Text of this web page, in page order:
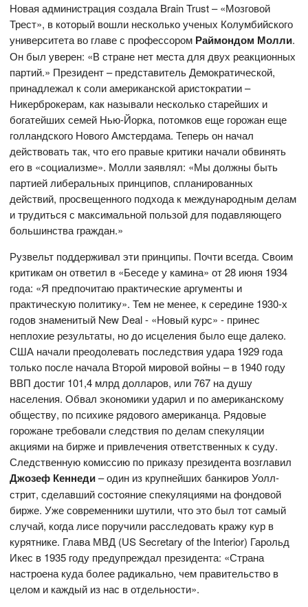
Новая администрация создала Brain Trust – «Мозговой
Трест», в который вошли несколько ученых Колумбийского
университета во главе с профессором Раймондом Молли.
Он был уверен: «В стране нет места для двух реакционных
партий.» Президент – представитель Демократической,
принадлежал к соли американской аристократии –
Никерброкерам, как называли несколько старейших и
богатейших семей Нью-Йорка, потомков еще горожан еще
голландского Нового Амстердама. Теперь он начал
действовать так, что его правые критики начали обвинять
его в «социализме». Молли заявлял: «Мы должны быть
партией либеральных принципов, спланированных
действий, просвещенного подхода к международным делам
и трудиться с максимальной пользой для подавляющего
большинства граждан.»
Рузвельт поддерживал эти принципы. Почти всегда. Своим
критикам он ответил в «Беседе у камина» от 28 июня 1934
года: «Я предпочитаю практические аргументы и
практическую политику». Тем не менее, к середине 1930-х
годов знаменитый New Deal - «Новый курс» - принес
неплохие результаты, но до исцеления было еще далеко.
США начали преодолевать последствия удара 1929 года
только после начала Второй мировой войны – в 1940 году
ВВП достиг 101,4 млрд долларов, или 767 на душу
населения. Обвал экономики ударил и по американскому
обществу, по психике рядового американца. Рядовые
горожане требовали следствия по делам спекуляции
акциями на бирже и привлечения ответственных к суду.
Следственную комиссию по приказу президента возглавил
Джозеф Кеннеди– один из крупнейших банкиров Уолл-
стрит, сделавший состояние спекуляциями на фондовой
бирже. Уже современники шутили, что это был тот самый
случай, когда лисе поручили расследовать кражу кур в
курятнике. Глава МВД (US Secretary of the Interior) Гарольд
Икес в 1935 году предупреждал президента: «Страна
настроена куда более радикально, чем правительство в
целом и каждый из нас в отдельности».